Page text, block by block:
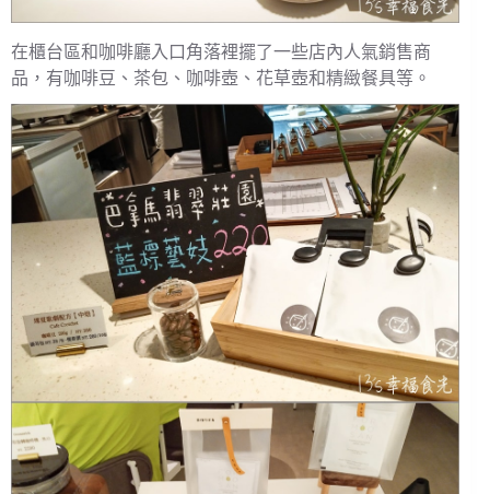
在櫃台區和咖啡廳入口角落裡擺了一些店內人氣銷售商
品，有咖啡豆、茶包、咖啡壺、花草壺和精緻餐具等。